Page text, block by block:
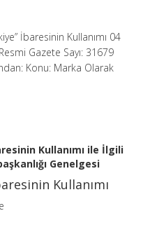
İbaresinin Kullanımı 04
Gazete Sayı: 31679
Konu: Marka Olarak
Kullanımı ile İlgili
Genelgesi
Kullanımı